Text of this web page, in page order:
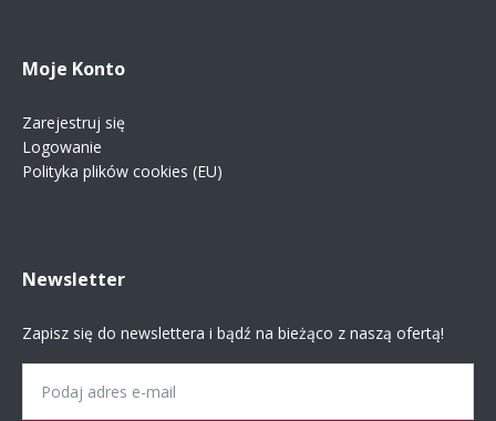
Moje Konto
Zarejestruj się
Logowanie
Polityka plików cookies (EU)
Newsletter
Zapisz się do newslettera i bądź na bieżąco z naszą ofertą!